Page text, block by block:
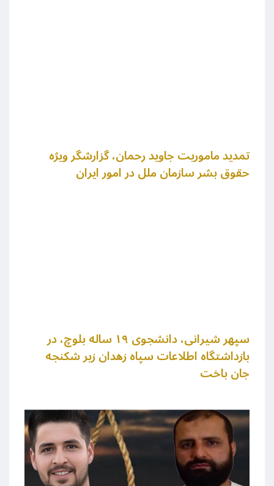
تمدید ماموریت جاوید رحمان، گزارشگر ویژه
حقوق بشر سازمان ملل در امور ایران
سپهر شیرانی، دانشجوی ۱۹ ساله بلوچ، در
بازداشتگاه اطلاعات سپاه زهدان زیر شکنجه
جان باخت